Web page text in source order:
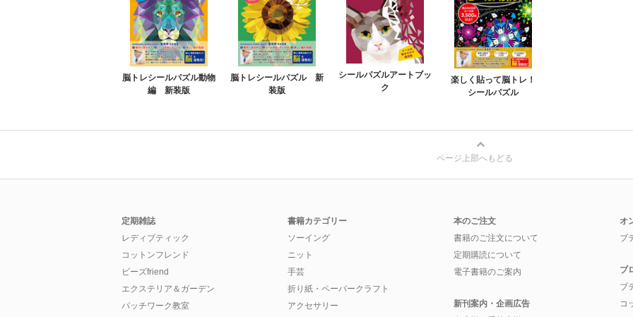
脳トレシールパズル動物
編 新装版
脳トレシールパズル 新
装版
シールパズルアートブッ
ク
楽しく貼って脳トレ！
シールパズル
ページ上部へもどる
定期雑誌
レディブティック
コットンフレンド
ビーズfriend
エクステリア＆ガーデン
パッチワーク教室
書籍カテゴリー
ソーイング
ニット
手芸
折り紙・ペーパークラフト
アクセサリー
本のご注文
書籍のご注文について
定期購読について
電子書籍のご案内
新刊案内・企画広告
オ
ブ
ブ
ブ
コ